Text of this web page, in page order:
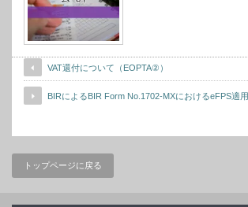
VAT還付について（EOPTA②）
BIRによるBIR Form No.1702-MXにおけるeFPS適
トップページに戻る